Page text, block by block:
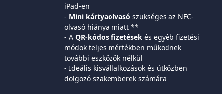
iPad-en
- Mini kártyaolvasó szükséges az NFC-
olvasó hiánya miatt **
- A QR-kódos fizetések és egyéb fizetési
módok teljes mértékben működnek
további eszközök nélkül
- Ideális kisvállalkozások és útközben
dolgozó szakemberek számára